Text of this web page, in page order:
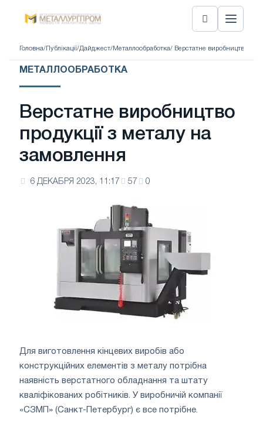
Головна/ Публікації/Дайджест/ Металлообработка/ Верстатне виробництво
МЕТАЛЛООБРАБОТКА
Верстатне виробництво
продукції з металу на
замовлення
6 ДЕКАБРЯ 2023, 11:17 57 0
Для виготовлення кінцевих виробів або
конструкційних елементів з металу потрібна
наявність верстатного обладнання та штату
кваліфікованих робітників. У виробничій компанії
«СЗМП» (Санкт-Петербург) є все потрібне.